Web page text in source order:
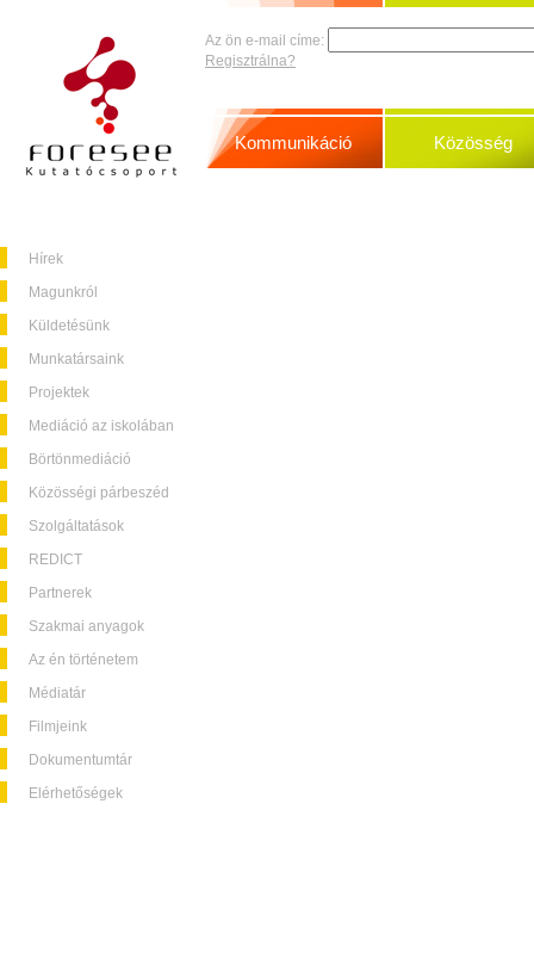
Hírek
Magunkról
Küldetésünk
Munkatársaink
Projektek
Mediáció az iskolában
Börtönmediáció
Közösségi párbeszéd
Szolgáltatások
REDICT
Partnerek
Szakmai anyagok
Az én történetem
Médiatár
Filmjeink
Dokumentumtár
Elérhetőségek
Az ön e-mail címe:
Regisztrálna?
Kommunikáció Közösség